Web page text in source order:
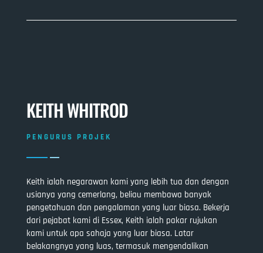
KEITH WHITROD
PENGURUS PROJEK
Keith ialah negarawan kami yang lebih tua dan dengan
usianya yang cemerlang, beliau membawa banyak
pengetahuan dan pengalaman yang luar biasa. Bekerja
dari pejabat kami di Essex, Keith ialah pakar rujukan
kami untuk apa sahaja yang luar biasa. Latar
belakangnya yang luas, termasuk mengendalikan